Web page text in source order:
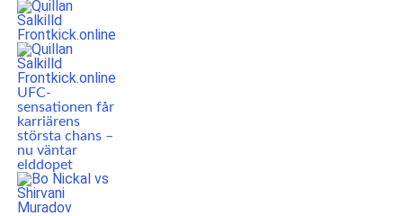
UFC-
sensationen får
karriärens
största chans –
nu väntar
elddopet